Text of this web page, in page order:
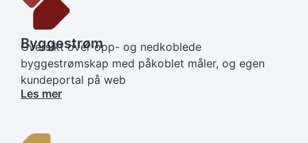
Byggestrøm
Oversikt over opp- og nedkoblede
byggestrømskap med påkoblet måler, og egen
kundeportal på web
Les mer